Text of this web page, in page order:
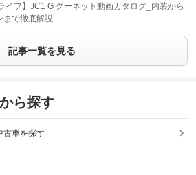
イフ】JC1 G グーネット動画カタログ_内装から
まで徹底解説
記事一覧を見る
ら探す
古車を探す